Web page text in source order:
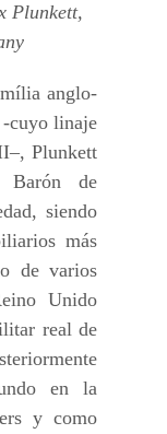
Plunkett,
anglo-
-cuyo linaje
Plunkett
de
siendo
más
de varios
Unido
real de
en la
y como